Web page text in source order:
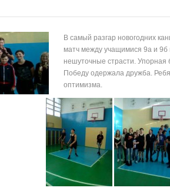
659635, Алтайский край,
В самый разгар новогодних
матч между учащимися 9а и 9б
нешуточные страсти.
Победу одержала дружба.
оптимизма.